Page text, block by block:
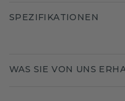
SPEZIFIKATIONEN
WAS SIE VON UNS